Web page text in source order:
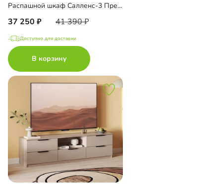
Распашной шкаф Салленс-3 Премиум
37 250 41 390
Доступно для доставки
В корзину